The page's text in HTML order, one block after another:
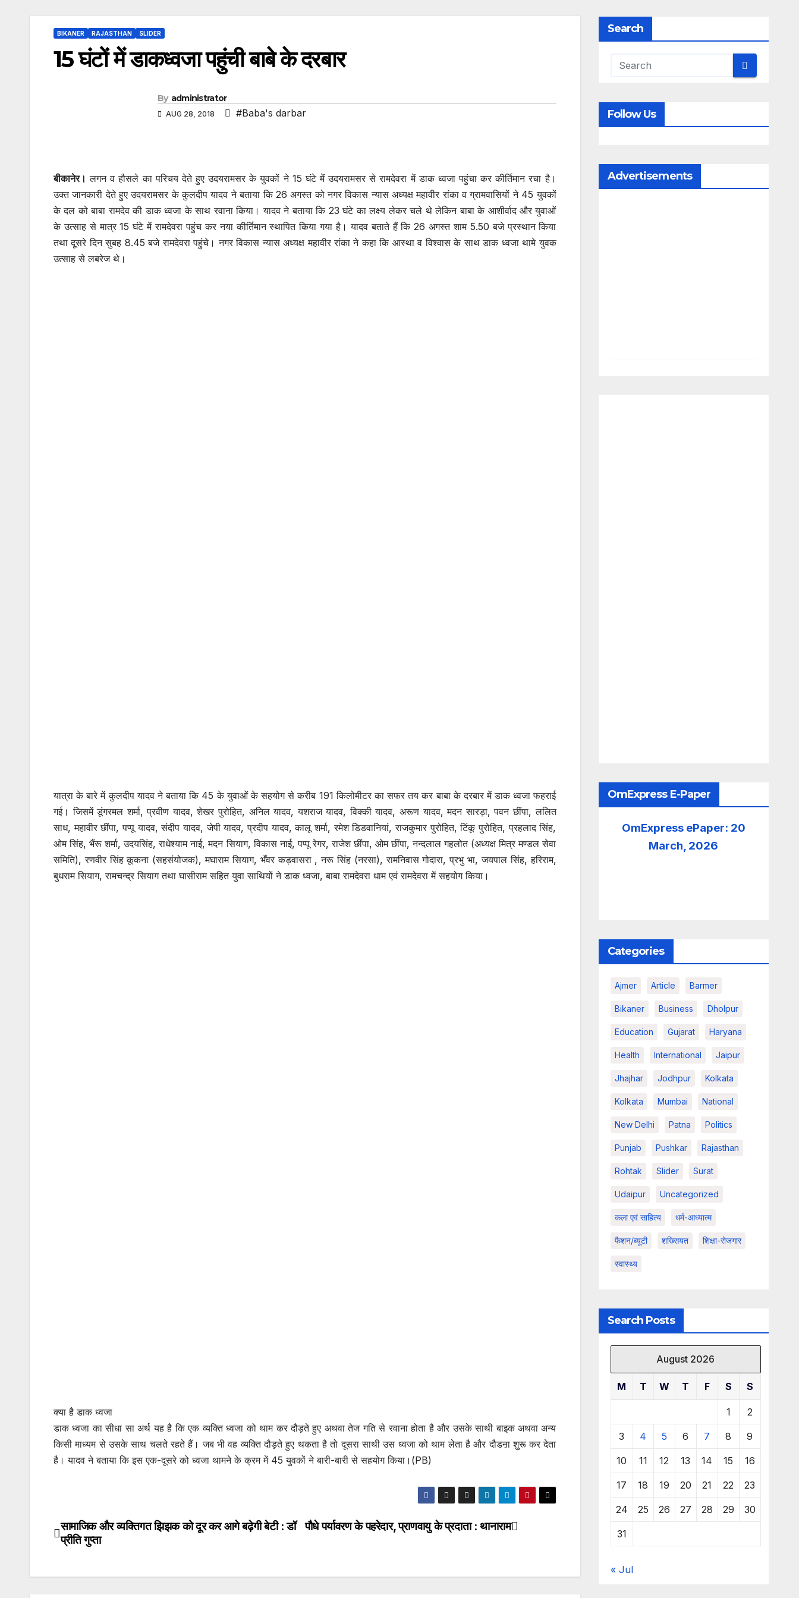
BIKANER RAJASTHAN SLIDER
15 घंटों में डाकध्वजा पहुंची बाबे के दरबार
By administrator
AUG 28, 2018 #Baba's darbar
बीकानेर। लगन व हौसले का परिचय देते हुए उदयरामसर के युवकों ने 15 घंटे मेंं उदयरामसर से रामदेवरा में डाक ध्वजा पहुंचा कर कीर्तिमान रचा है।
उक्त जानकारी देते हुए उदयरामसर के कुलदीप यादव ने बताया कि 26 अगस्त को नगर विकास न्यास अध्यक्ष महावीर रांका व ग्रामवासियों ने 45 युवकों
के दल को बाबा रामदेव की डाक ध्वजा के साथ रवाना किया। यादव ने बताया कि 23 घंटे का लक्ष्य लेकर चले थे लेकिन बाबा के आशीर्वाद और युवाओं
के उत्साह से मात्र 15 घंटे में रामदेवरा पहुंच कर नया कीर्तिमान स्थापित किया गया है। यादव बताते हैं कि 26 अगस्त शाम 5.50 बजे प्रस्थान किया
तथा दूसरे दिन सुबह 8.45 बजे रामदेवरा पहुंचे। नगर विकास न्यास अध्यक्ष महावीर रांका ने कहा कि आस्था व विश्वास के साथ डाक ध्वजा थामे युवक
उत्साह से लबरेज थे।
यात्रा के बारे में कुलदीप यादव ने बताया कि 45 के युवाओं के सहयोग से करीब 191 किलोमीटर का सफर तय कर बाबा के दरबार में डाक ध्वजा फहराई
गई। जिसमें डूंगरमल शर्मा, प्रवीण यादव, शेखर पुरोहित, अनिल यादव, यशराज यादव, विक्की यादव, अरूण यादव, मदन सारड़ा, पवन छींपा, ललित
साध, महावीर छींपा, पप्पू यादव, संदीप यादव, जेपी यादव, प्रदीप यादव, कालू शर्मा, रमेश डिडवानियां, राजकुमार पुरोहित, टिंकू पुरोहित, प्रहलाद सिंह,
ओम सिंह, भैंरू शर्मा, उदयसिंह, राधेश्याम नाई, मदन सियाग, विकास नाई, पप्पू रेगर, राजेश छींपा, ओम छींपा, नन्दलाल गहलोत (अध्यक्ष मित्र मण्डल सेवा
समिति), रणवीर सिंह कूकना (सहसंयोजक), मघाराम सियाग, भँवर कड़वासरा , नरू सिंह (नरसा), रामनिवास गोदारा, प्रभु भा, जयपाल सिंह, हरिराम,
बुधराम सियाग, रामचन्द्र सियाग तथा घासीराम सहित युवा साथियों ने डाक ध्वजा, बाबा रामदेवरा धाम एवं रामदेवरा में सहयोग किया।
क्या है डाक ध्वजा
डाक ध्वजा का सीधा सा अर्थ यह है कि एक व्यक्ति ध्वजा को थाम कर दौड़ते हुए अथवा तेज गति से रवाना होता है और उसके साथी बाइक अथवा अन्य
किसी माध्यम से उसके साथ चलते रहते हैं। जब भी वह व्यक्ति दौड़ते हुए थकता है तो दूसरा साथी उस ध्वजा को थाम लेता है और दौडऩा शुरू कर देता
है। यादव ने बताया कि इस एक-दूसरे को ध्वजा थामने के क्रम में 45 युवकों ने बारी-बारी से सहयोग किया।(PB)
Post
पौधे पर्यावरण के पहरेदार, प्राणवायु के प्रदाता : थानाराम
सामाजिक और व्यक्तिगत झिझक को दूर कर आगे बढ़ेगी बेटी : डॉ
प्रीति गुप्ता
Search
Follow Us
Advertisements
OmExpress E-Paper
OmExpress ePaper: 20
March, 2026
Categories
Ajmer Article Barmer
Bikaner Business Dholpur
Education Gujarat Haryana
Health International Jaipur
Jhajhar Jodhpur Kolkata
Kolkata Mumbai National
New Delhi Patna Politics
Punjab Pushkar Rajasthan
Rohtak Slider Surat
Udaipur Uncategorized
कला एवं साहित्य धर्म-आध्यात्म
फैशन/ब्यूटी शख्सियत शिक्षा-रोजगार
स्वास्थ्य
Search Posts
August 2026
M T W T F S S
1 2
3 4 5 6 7 8 9
10 11 12 13 14 15 16
17 18 19 20 21 22 23
24 25 26 27 28 29 30
31
« Jul